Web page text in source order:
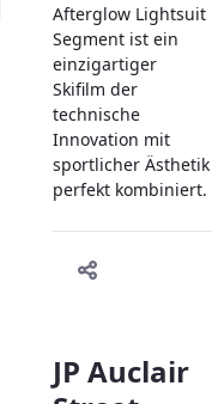
Afterglow Lightsuit
Segment ist ein
einzigartiger
Skifilm der
technische
Innovation mit
sportlicher Ästhetik
perfekt kombiniert.
JP Auclair